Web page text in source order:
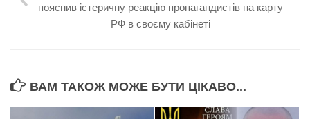
пояснив істеричну реакцію пропагандистів на карту
РФ в своєму кабінеті
ВАМ ТАКОЖ МОЖЕ БУТИ ЦІКАВО...